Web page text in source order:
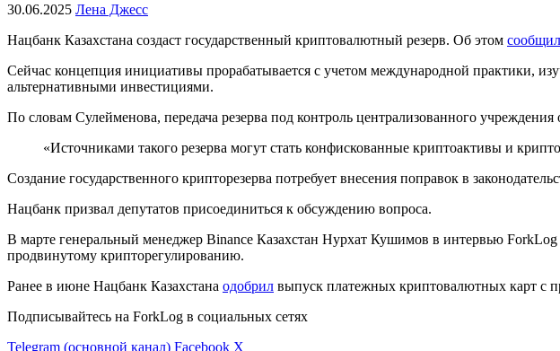
30.06.2025 Лена Джесс
Нацбанк Казахстана создаст государственный криптовалютный резерв. Об этом сообщил
Сейчас концепция инициативы прорабатывается с учетом международной практики,
альтернативными инвестициями.
По словам Сулейменова, передача резерва под контроль централизованного
«Источниками такого резерва могут стать конфискованные криптоактивы и
Создание государственного крипторезерва потребует внесения поправок в
Нацбанк призвал депутатов присоединиться к обсуждению вопроса.
В марте генеральный менеджер Binance Казахстан Нурхат Кушимов в интервью ForkLog
продвинутому крипторегулированию.
Ранее в июне Нацбанк Казахстана одобрил выпуск платежных криптовалютных карт с
Подписывайтесь на ForkLog в социальных сетях
Telegram (основной канал) Facebook X